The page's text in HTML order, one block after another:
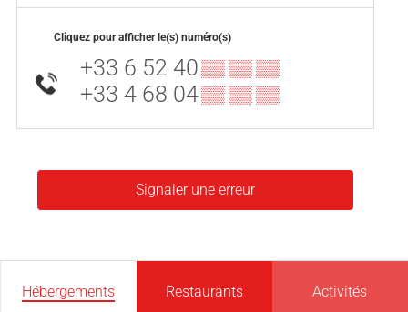
Cliquez pour afficher le(s) numéro(s)
+33 6 52 40▒▒ ▒▒ ▒▒
+33 4 68 04▒▒ ▒▒ ▒▒
Signaler une erreur
Hébergements Restaurants Activités